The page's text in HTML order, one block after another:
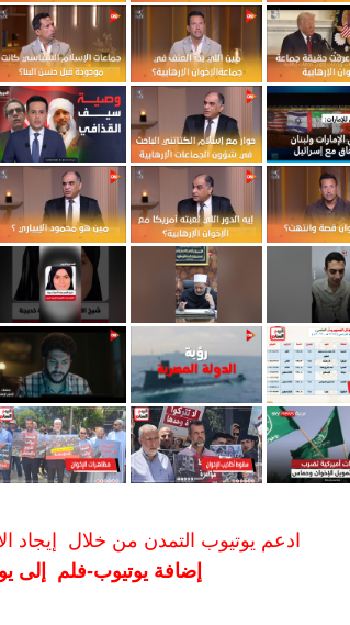
ادعم يوتيوب التمدن من خلال إيجاد
إضافة يوتيوب-فلم إلى